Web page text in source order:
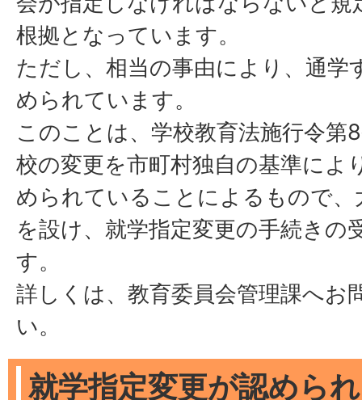
根拠となっています。
ただし、相当の事由により、通学
められています。
このことは、学校教育法施行令第
校の変更を市町村独自の基準によ
められていることによるもので、
を設け、就学指定変更の手続きの
す。
詳しくは、教育委員会管理課へお
い。
就学指定変更が認めら